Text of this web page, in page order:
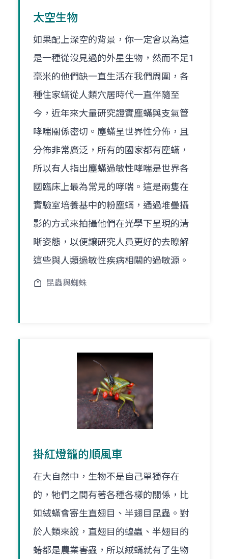
太空生物
如果配上深空的背景，你一定會以為這
是一種從沒見過的外星生物，然而不足1
毫米的他們缺一直生活在我們周圍，各
種住家蟎從人類穴居時代一直伴隨至
今，近年來大量研究證實塵蟎與支氣管
哮喘關係密切。塵蟎呈世界性分佈，且
分佈非常廣泛，所有的國家都有塵蟎，
所以有人指出塵蟎過敏性哮喘是世界各
國臨床上最為常見的哮喘。這是兩隻在
實驗室培養基中的粉塵蟎，通過堆疊攝
影的方式來拍攝他們在光學下呈現的清
晰姿態，以便讓研究人員更好的去瞭解
這些與人類過敏性疾病相關的過敏源。
昆蟲與蜘蛛
掛紅燈籠的順風車
在大自然中，生物不是自己單獨存在
的，牠們之間有著各種各樣的關係，比
如絨蟎會寄生直翅目、半翅目昆蟲。對
於人類來說，直翅目的蝗蟲、半翅目的
蝽都是農業害蟲，所以絨蟎就有了生物